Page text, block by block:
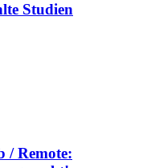
Studien
/ Remote: